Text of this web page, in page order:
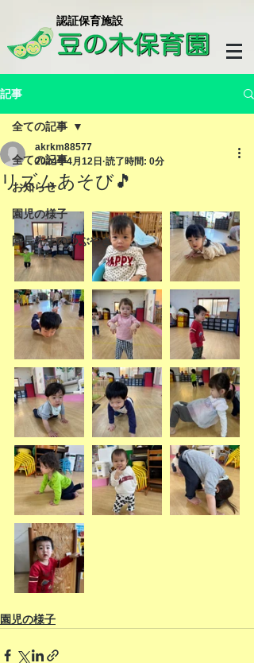
​認証保育施設
記事
全ての記事
お知らせ
園児の様子
園長先生のつぶやき
全ての記事
リズムあそび🎵
akrkm88577
2024年4月12日 読了時間: 0分
園児の様子